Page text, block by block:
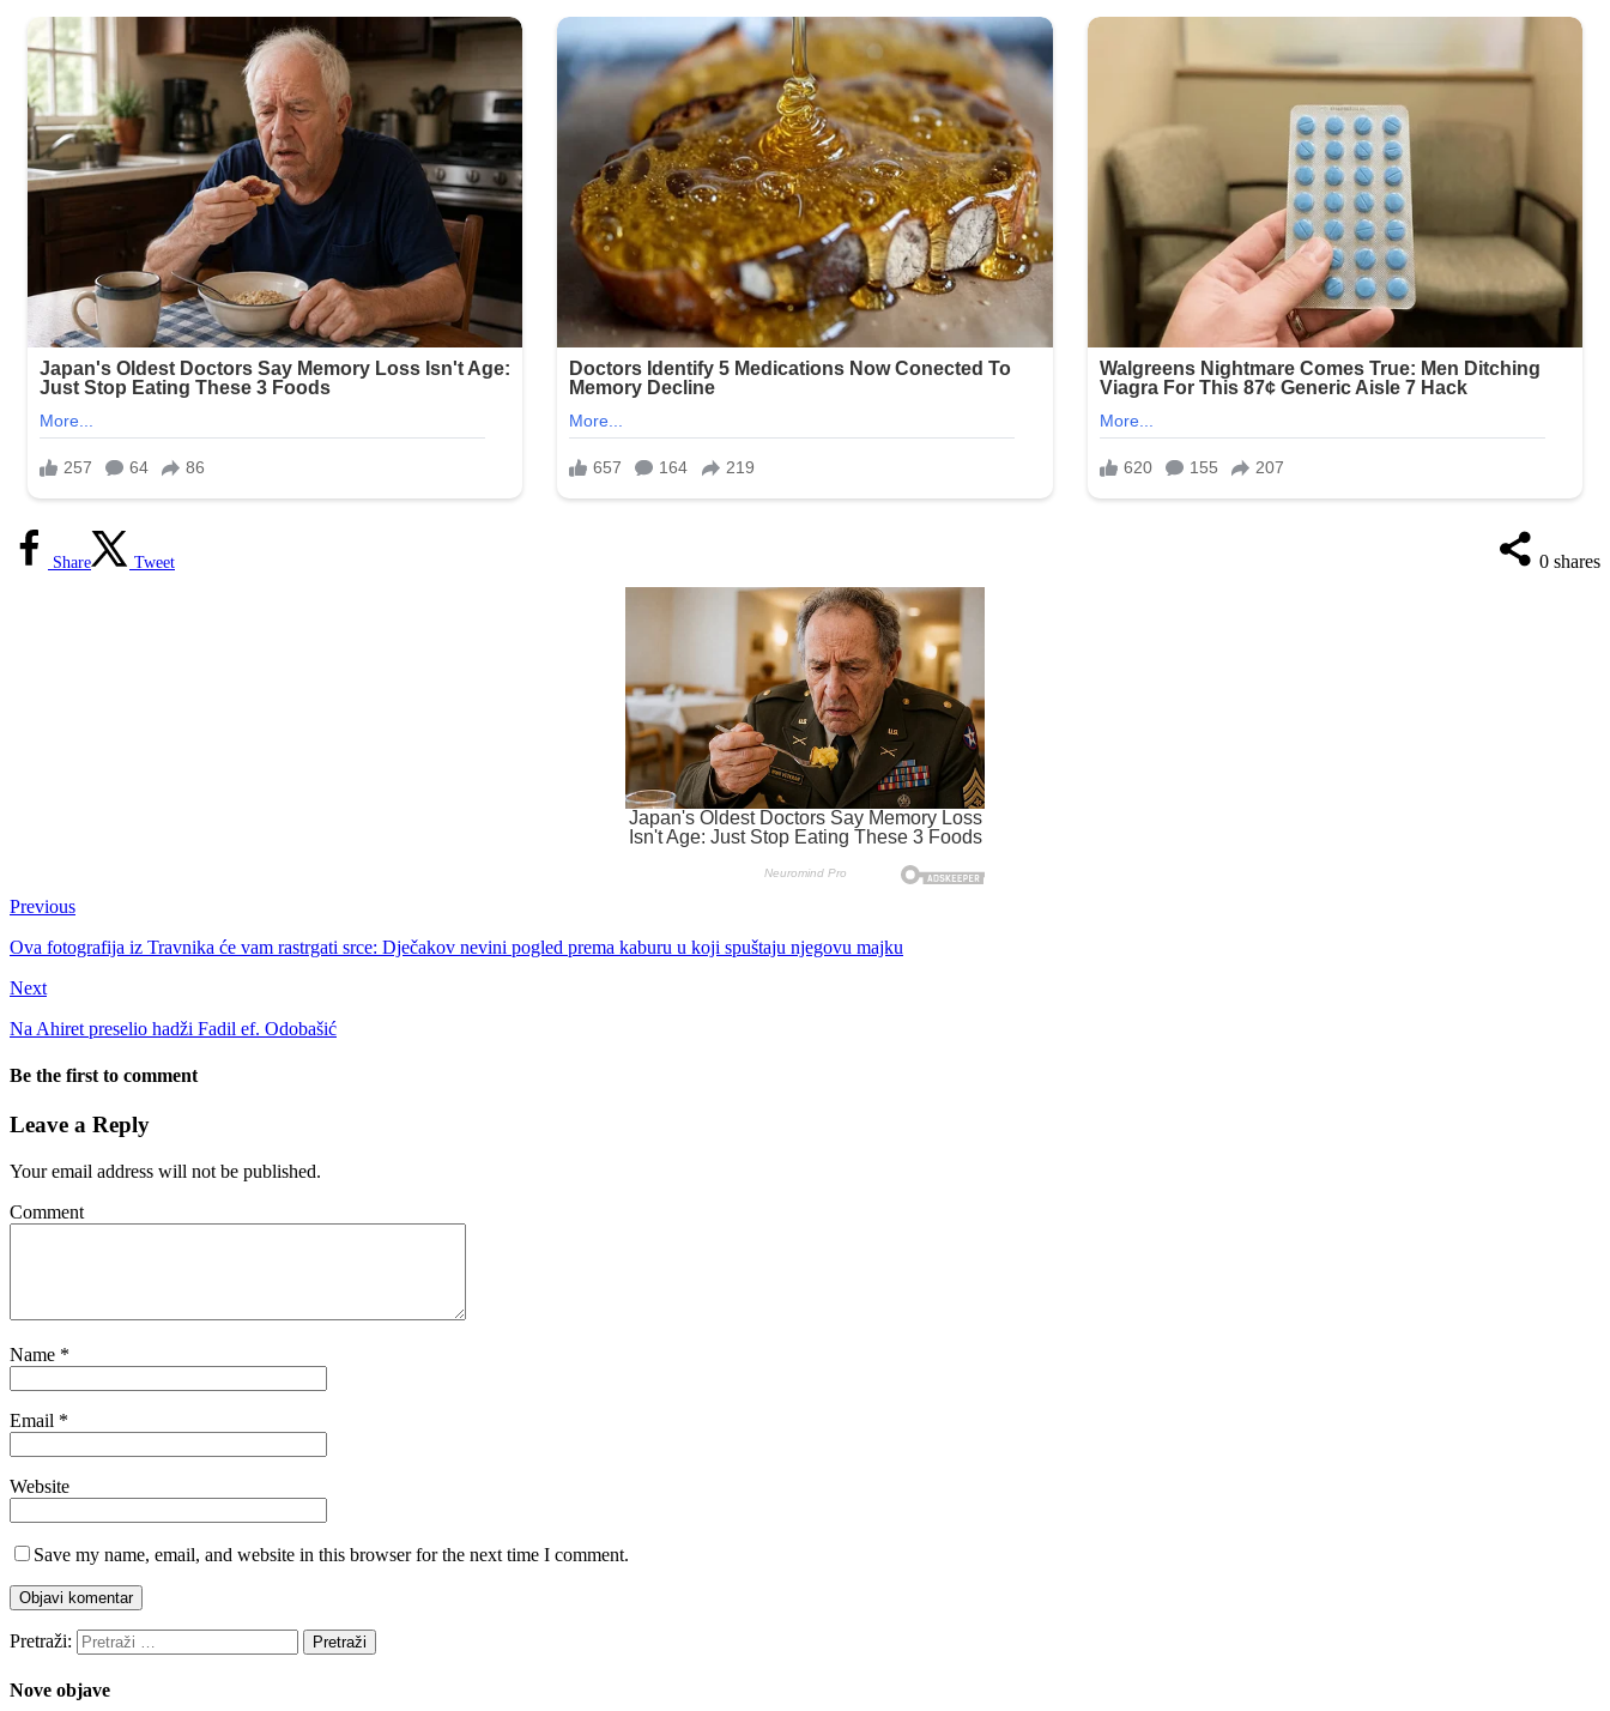
0 shares
Share Tweet
Previous
Ova fotografija iz Travnika će vam rastrgati srce: Dječakov nevini pogled prema kaburu u koji spuštaju njegovu majku
Next
Na Ahiret preselio hadži Fadil ef. Odobašić
Be the first to comment
Leave a Reply
Your email address will not be published.
Comment
Name *
Email *
Website
Save my name, email, and website in this browser for the next time I comment.
Pretraži:
Nove objave